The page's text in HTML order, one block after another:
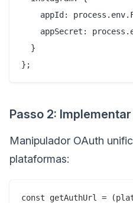
appId:
appSecret:
  }
Passo 2:
Manipulador OAuth
plataformas:
const getAuthUrl =